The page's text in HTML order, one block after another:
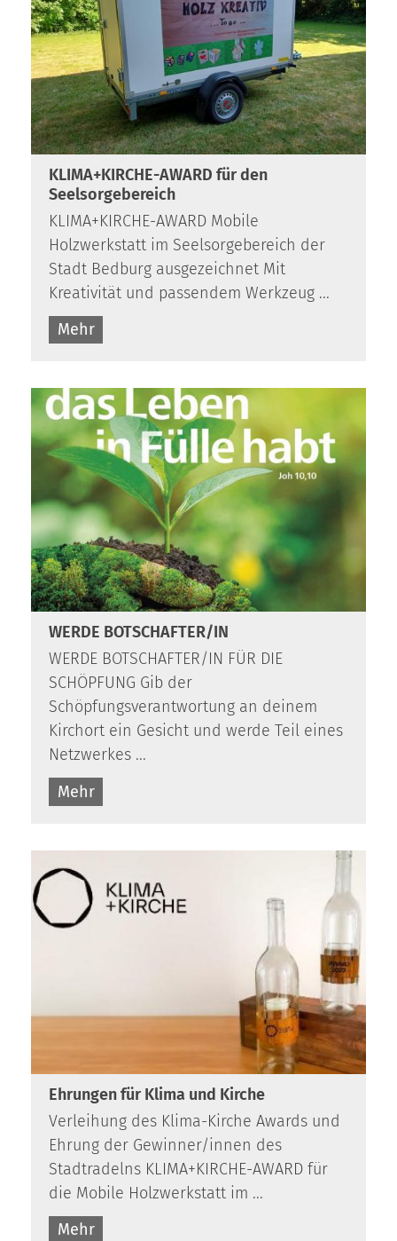
KLIMA+KIRCHE-AWARD für den
Seelsorgebereich
KLIMA+KIRCHE-AWARD Mobile
Holzwerkstatt im Seelsorgebereich der
Stadt Bedburg ausgezeichnet Mit
Kreativität und passendem Werkzeug ...
Mehr
WERDE BOTSCHAFTER/IN
WERDE BOTSCHAFTER/IN FÜR DIE
SCHÖPFUNG Gib der
Schöpfungsverantwortung an deinem
Kirchort ein Gesicht und werde Teil eines
Netzwerkes ...
Mehr
Ehrungen für Klima und Kirche
Verleihung des Klima-Kirche Awards und
Ehrung der Gewinner/innen des
Stadtradelns KLIMA+KIRCHE-AWARD für
die Mobile Holz­werk­statt im ...
Mehr